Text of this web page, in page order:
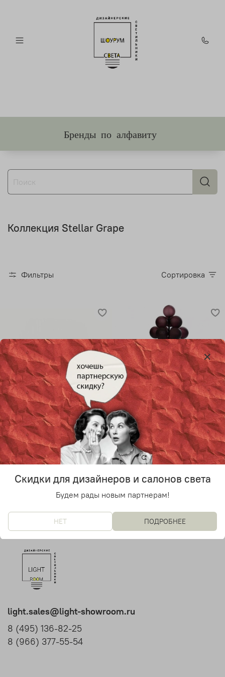
Бренды по алфавиту
Коллекция Stellar Grape
Фильтры Сортировка
Настольный дизайнерский
светильник Stellar grape от
Pulpo
47 000 руб
Напольный дизайнерский
светильник Stellar Grape от
Pulpo
56 000 руб
light.sales@light-showroom.ru
8 (495) 136-82-25
8 (966) 377-55-54
Скидки для дизайнеров и салонов света
Будем рады новым партнерам!
НЕТ ПОДРОБНЕЕ